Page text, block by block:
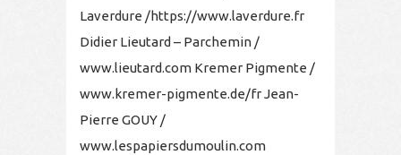
Laverdure /https://www.laverdure.fr
Didier Lieutard – Parchemin /
www.lieutard.com Kremer Pigmente /
www.kremer-pigmente.de/fr Jean-
Pierre GOUY /
www.lespapiersdumoulin.com